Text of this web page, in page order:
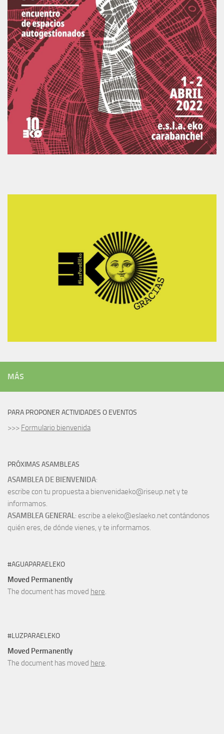
MÁS
PARA PROPONER ACTIVIDADES O EVENTOS
>>> Formulario bienvenida
PRÓXIMAS ASAMBLEAS
ASAMBLEA DE BIENVENIDA:
escribe con tu propuesta a bienvenidaeko@riseup.net y te
informamos.
ASAMBLEA GENERAL: escribe a eleko@eslaeko.net contándonos
quién eres, de dónde vienes, y te informamos.
#AGUAPARAELEKO
Moved Permanently
The document has moved here.
#LUZPARAELEKO
Moved Permanently
The document has moved here.